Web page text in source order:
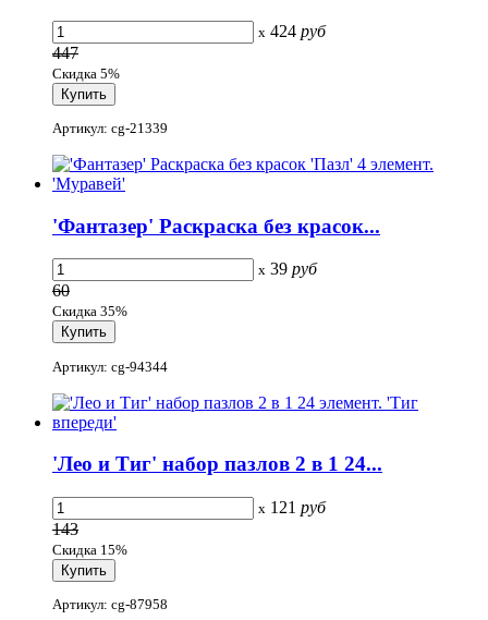
x 424 руб
447
Скидка 5%
Артикул: cg-21339
'Фантазер' Раскраска без красок...
x 39 руб
60
Скидка 35%
Артикул: cg-94344
'Лео и Тиг' набор пазлов 2 в 1 24...
x 121 руб
143
Скидка 15%
Артикул: cg-87958